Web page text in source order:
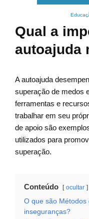
Qual a
autoajuda
A autoajuda
superação de medos
ferramentas e
trabalhar em seu
de apoio são
utilizados para
superação.
Conteúdo ocultar
O que são
inseguranças?